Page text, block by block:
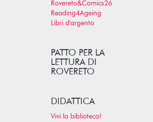
Rovereto&Comics26
Reading4Ageing
Libri d'argento
PATTO PER LA
LETTURA DI
ROVERETO
DIDATTICA
Vivi la biblioteca!